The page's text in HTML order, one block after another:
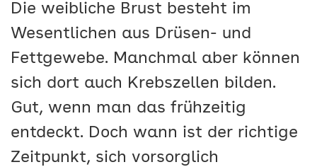
Die weibliche Brust besteht im
Wesentlichen aus Drüsen- und
Fettgewebe. Manchmal aber können
sich dort auch Krebszellen bilden.
Gut, wenn man das frühzeitig
entdeckt. Doch wann ist der richtige
Zeitpunkt, sich vorsorglich